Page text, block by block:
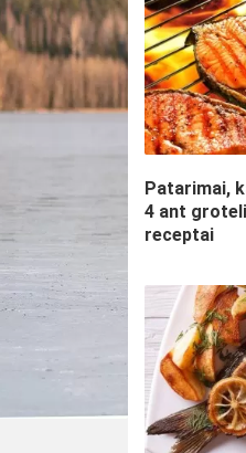
Patarimai,
4 ant
receptai